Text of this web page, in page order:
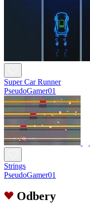
Super Car Runner
PseudoGamer01
Strings
PseudoGamer01
Odbery